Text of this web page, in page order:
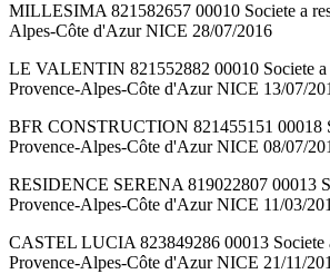
MILLESIMA 821582657 00010 Societe a
Alpes-Côte d'Azur NICE 28/07/2016
LE VALENTIN 821552882 00010 Societe
Provence-Alpes-Côte d'Azur NICE 13/07/
BFR CONSTRUCTION 821455151 00018
Provence-Alpes-Côte d'Azur NICE 08/07/
RESIDENCE SERENA 819022807 00013
Provence-Alpes-Côte d'Azur NICE 11/03/
CASTEL LUCIA 823849286 00013
Provence-Alpes-Côte d'Azur NICE 21/11/